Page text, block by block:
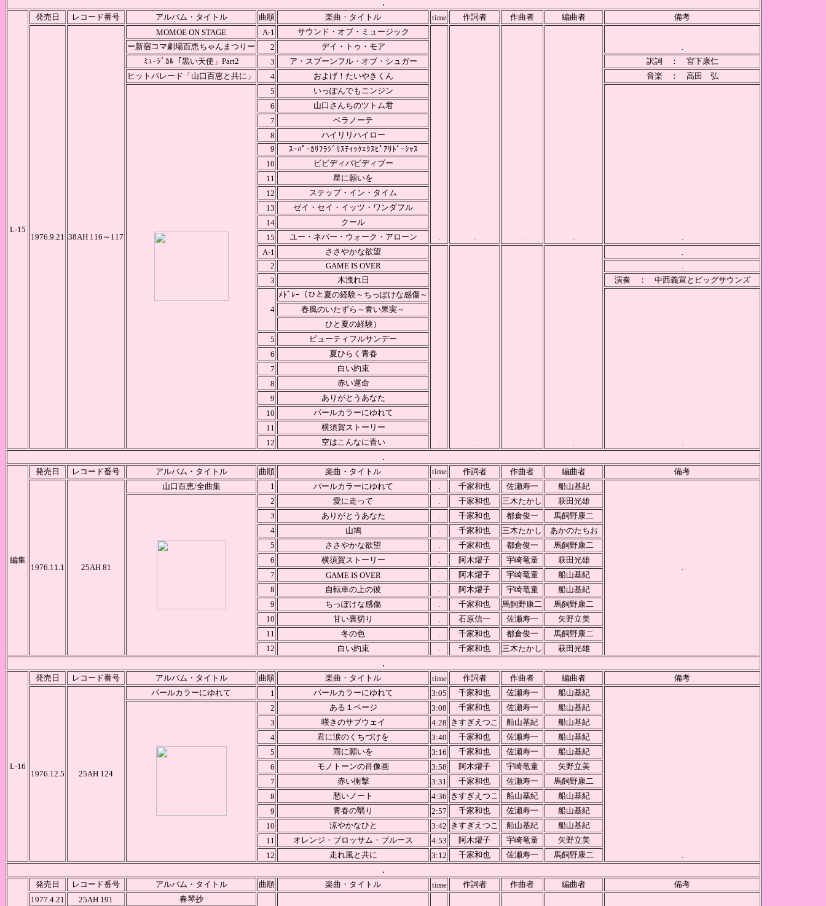
.
L-15
発売日 レコード番号 アルバム・タイトル 曲順 楽曲・タイトル time 作詞者 作曲者 編曲者 備考
1976.9.21 38AH 116～117
MOMOE ON STAGE A-1 サウンド・オブ・ミュージック
. . . .
.
ー新宿コマ劇場百恵ちゃんまつりー 2
デイ・トゥ・モア
ﾐｭｰｼﾞｶﾙ「黒い天使」Part2
3 ア・スプーンフル・オブ・シュガー
訳詞 ： 宮下康仁
ヒットパレード「山口百恵と共に」
4 およげ！たいやきくん
音楽 ： 高田 弘
5
いっぽんでもニンジン
.
6
山口さんちのツトム君
7
ベラノーテ
8
ハイリリハイロー
9
ｽｰﾊﾟｰｶﾘﾌﾗｼﾞﾘｽﾃｨｯｸｴｸｽﾋﾟｱﾘﾄﾞｰｼｬｽ
10
ビビディバビディブー
11
星に願いを
12
ステップ・イン・タイム
13
ゼイ・セイ・イッツ・ワンダフル
14
クール
15
ユー・ネバー・ウォーク・アローン
A-1
ささやかな欲望
. . . .
.
2
GAME IS OVER
.
3
木洩れ日 演奏 ： 中西義宣とビッグサウンズ
4
ﾒﾄﾞﾚｰ（ひと夏の経験～ちっぽけな感傷～
.
春風のいたずら～青い果実～
ひと夏の経験）
5
ビューティフルサンデー
6
夏ひらく青春
7
白い約束
8
赤い運命
9
ありがとうあなた
10
パールカラーにゆれて
11
横須賀ストーリー
12
空はこんなに青い
.
編集
発売日 レコード番号 アルバム・タイトル 曲順 楽曲・タイトル time 作詞者 作曲者 編曲者 備考
1976.11.1 25AH 81
山口百恵/全曲集 1 パールカラーにゆれて . 千家和也 佐瀬寿一 船山基紀
.
2 愛に走って . 千家和也 三木たかし
萩田光雄
3
ありがとうあなた . 千家和也 都倉俊一
馬飼野康二
4
山鳩 . 千家和也 三木たかし
あかのたちお
5
ささやかな欲望 . 千家和也 都倉俊一
馬飼野康二
6
横須賀ストーリー . 阿木燿子 宇崎竜童
萩田光雄
7
GAME IS OVER . 阿木燿子 宇崎竜童
船山基紀
8
自転車の上の彼 . 阿木燿子 宇崎竜童
船山基紀
9
ちっぽけな感傷 . 千家和也 馬飼野康二
馬飼野康二
10
甘い裏切り . 石原信一 佐瀬寿一
矢野立美
11
冬の色 . 千家和也 都倉俊一
馬飼野康二
12
白い約束 . 千家和也 三木たかし 萩田光雄
.
L-16
発売日 レコード番号 アルバム・タイトル 曲順 楽曲・タイトル time 作詞者 作曲者 編曲者 備考
1976.12.5 25AH 124
パールカラーにゆれて 1 パールカラーにゆれて 3:05 千家和也 佐瀬寿一 船山基紀
.
2 ある１ページ 3:08 千家和也 佐瀬寿一
船山基紀
3
嘆きのサブウェイ 4:28 きすぎえつこ 船山基紀
船山基紀
4
君に涙のくちづけを 3:40 千家和也 佐瀬寿一
船山基紀
5
雨に願いを 3:16 千家和也 佐瀬寿一
船山基紀
6
モノトーンの肖像画 3:58 阿木燿子 宇崎竜童
矢野立美
7
赤い衝撃 3:31 千家和也 佐瀬寿一
馬飼野康二
8
愁いノート 4:36 きすぎえつこ 船山基紀
船山基紀
9
青春の翳り 2:57 千家和也 佐瀬寿一
船山基紀
10
涼やかなひと 3:42 きすぎえつこ 船山基紀
船山基紀
11
オレンジ・ブロッサム・ブルース 4:53 阿木燿子 宇崎竜童
矢野立美
12
走れ風と共に 3:12 千家和也 佐瀬寿一 馬飼野康二
.
発売日 レコード番号 アルバム・タイトル 曲順 楽曲・タイトル time 作詞者 作曲者 編曲者
備考
1977.4.21
25AH 191 春琴抄